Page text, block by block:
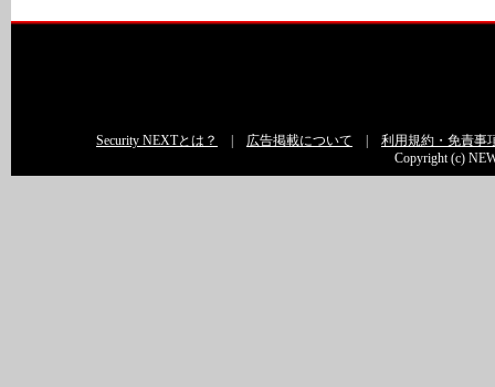
Security NEXTとは？ 広告掲載について
利用規約・免責事
Copyright (c)